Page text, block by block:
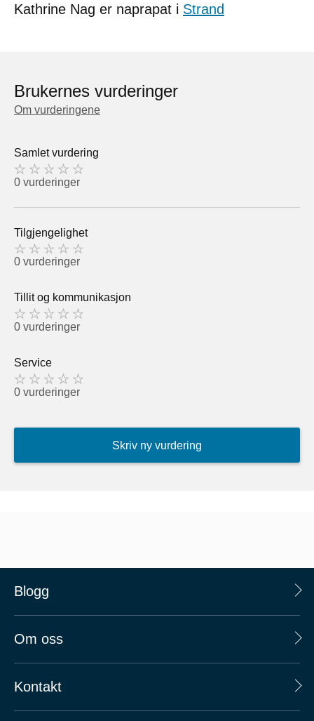
Kathrine Nag er naprapat i Strand
Brukernes vurderinger
Om vurderingene
Samlet vurdering
0 vurderinger
Tilgjengelighet
0 vurderinger
Tillit og kommunikasjon
0 vurderinger
Service
0 vurderinger
Skriv ny vurdering
Blogg
Om oss
Kontakt